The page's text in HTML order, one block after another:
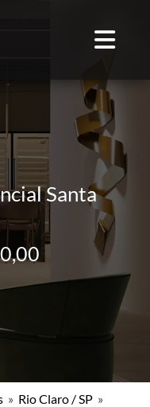
Santa
» Rio Claro / SP »